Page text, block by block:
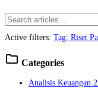
Active filters: Tag: Riset
folder Categories
Analisis Keuangan